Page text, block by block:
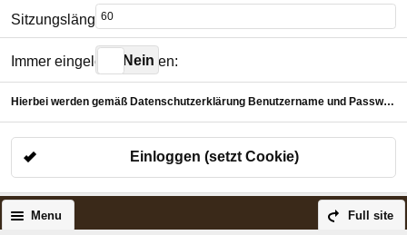
Sitzungslänge in Minuten:
Immer eingeloggt bleiben:
Ja Nein
Hierbei werden gemäß Datenschutzerklärung Benutzername und Passwort verschlüsselt für die gewählte Dauer in einem Cookie abgelegt.
Einloggen (setzt Cookie)
Full site
Menu